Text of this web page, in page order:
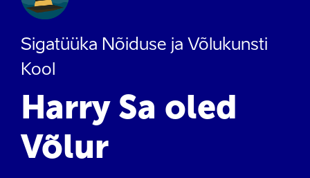
Sigatüüka Nõiduse ja Võlukunsti
Kool
Harry Sa oled
Võlur